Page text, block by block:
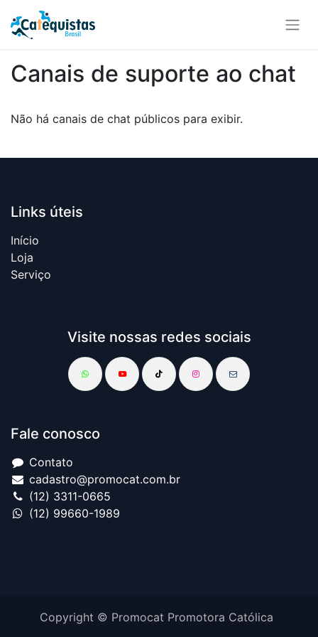
Canais de suporte ao chat
Não há canais de chat públicos para exibir.
Links úteis
Início
Loja
Serviço
Visite nossas redes sociais
Fale conosco
Contato
cadastro@promocat.com.br
(12) 3311-0665
(12) 99660-1989
Copyright © Promocat Promotora Católica